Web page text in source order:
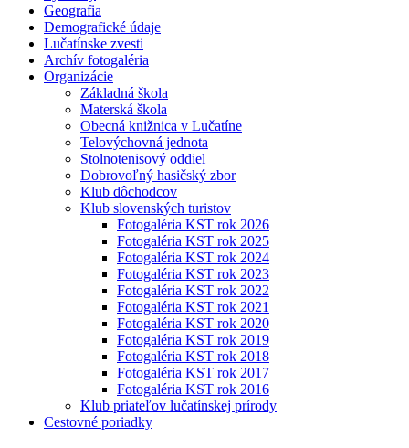
Geografia
Demografické údaje
Lučatínske zvesti
Archív fotogaléria
Organizácie
Základná škola
Materská škola
Obecná knižnica v Lučatíne
Telovýchovná jednota
Stolnotenisový oddiel
Dobrovoľný hasičský zbor
Klub dôchodcov
Klub slovenských turistov
Fotogaléria KST rok 2026
Fotogaléria KST rok 2025
Fotogaléria KST rok 2024
Fotogaléria KST rok 2023
Fotogaléria KST rok 2022
Fotogaléria KST rok 2021
Fotogaléria KST rok 2020
Fotogaléria KST rok 2019
Fotogaléria KST rok 2018
Fotogaléria KST rok 2017
Fotogaléria KST rok 2016
Klub priateľov lučatínskej prírody
Cestovné poriadky